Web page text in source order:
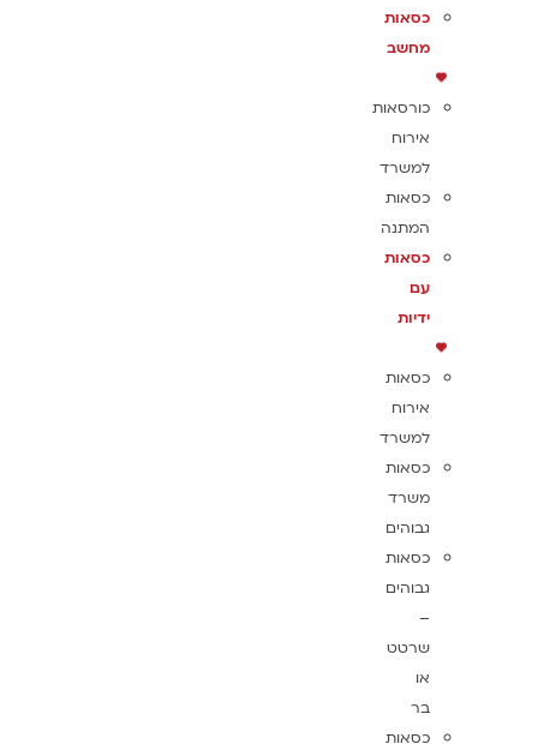
כסאות
מחשב
כורסאות
אירוח
למשרד
כסאות
המתנה
כסאות
עם
ידיות
כסאות
אירוח
למשרד
כסאות
משרד
גבוהים
כסאות
גבוהים
–
שרטט
או
בר
כסאות